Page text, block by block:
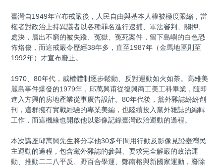
臺灣自1949年宣布戒嚴後，人民自由與基本人權被極度限縮，當
權者對政治上持異議者以各種罪名進行逮捕、軍法審判、關押、
處決，層出不窮的被失蹤、冤獄、冤死案件，留下島嶼的白色恐
怖烙傷，而這戒嚴令歷經38年多，直至1987年（金馬地區則至
1992年）才宣布廢止。
1970、80年代，威權體制逐步鬆動、反對運動如火如荼。高雄美
麗島事件爆發的1979年，邱萬興甫從復興商工美工科畢業，隨即
進入方興的房地產業從事廣告設計。80年代後，黨外雜誌紛紛創
刊，這群擁有實戰經驗的專業美編，也陸續投入黨外雜誌的編輯
工作，而這機緣也開啟他以影像記錄臺灣政治運動的過程。
本次講座邱萬興先生將分享他30多年間用行動及影像見證臺灣民
主運動的過程，包含黨外雜誌的參與、要求完全解嚴的政治運
動、推動二二八平反、野百合學運、鄭南榕與新國家運動，廢除